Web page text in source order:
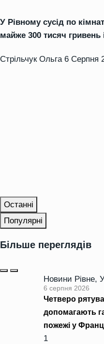
У Рівному сусід по
майже 300 тисяч гривень
Стрільчук Ольга 6 Серпня
Останні
Популярні
Більше переглядів
Новини Рівне,
6 серпня 2026
Четверо
допомагають
пожежі у
1